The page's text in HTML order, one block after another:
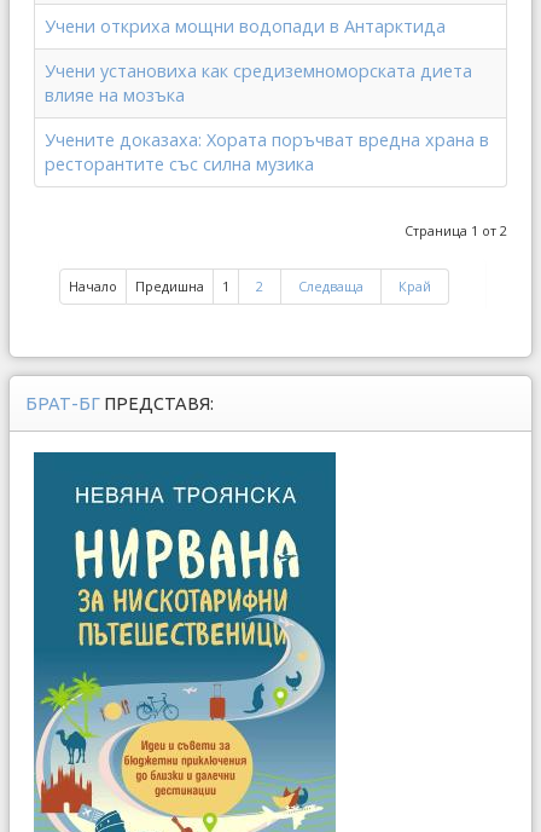
Учени откриха мощни водопади в Антарктида
Учени установиха как средиземноморската диета
влияе на мозъка
Учените доказаха: Хората поръчват вредна храна в
ресторантите със силна музика
Страница 1 от 2
Начало Предишна 1 2 Следваща Край
БРАТ-БГ ПРЕДСТАВЯ: